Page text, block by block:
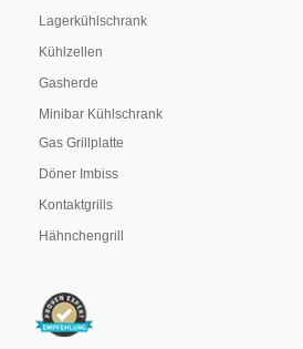
Lagerkühlschrank
Kühlzellen
Gasherde
Minibar Kühlschrank
Gas Grillplatte
Döner Imbiss
Kontaktgrills
Hähnchengrill